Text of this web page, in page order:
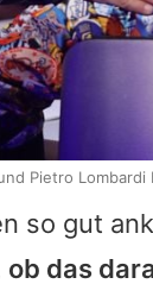
so gut
ob das
Pietro Lombardi